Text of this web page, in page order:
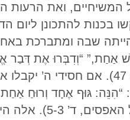
ואת הרעות
בכנות להתכונן ליום
שבה ומתברכת
אַחַת,” “וְדִבְּרוּ אֶת דְּבַר
(מעשי השליחים, ד’ 32, 31; ב’
“הִנֵּה: גּוּף אֶחָד וְרוּחַ
אֱמוּנָה אַחַת,